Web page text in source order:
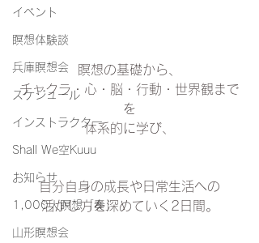
イベント
瞑想体験談
兵庫瞑想会
スケジュール
インストラクター
Shall We空Kuuu
お知らせ
1,000人瞑想「奏」
山形瞑想会
瞑想の基礎から、
チャクラ・心・脳・行動・世界観まで
を
体系的に学び、
自分自身の成長や日常生活への
活かし方を深めていく2日間。